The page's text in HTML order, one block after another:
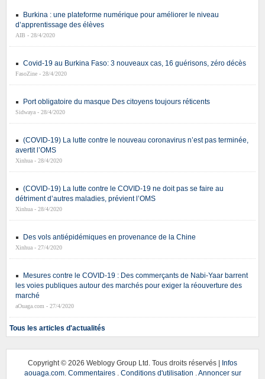
Burkina : une plateforme numérique pour améliorer le niveau
d’apprentissage des élèves
AIB - 28/4/2020
Covid-19 au Burkina Faso: 3 nouveaux cas, 16 guérisons, zéro décès
FasoZine - 28/4/2020
Port obligatoire du masque Des citoyens toujours réticents
Sidwaya - 28/4/2020
(COVID-19) La lutte contre le nouveau coronavirus n’est pas terminée,
avertit l’OMS
Xinhua - 28/4/2020
(COVID-19) La lutte contre le COVID-19 ne doit pas se faire au
détriment d’autres maladies, prévient l’OMS
Xinhua - 28/4/2020
Des vols antiépidémiques en provenance de la Chine
Xinhua - 27/4/2020
Mesures contre le COVID-19 : Des commerçants de Nabi-Yaar barrent
les voies publiques autour des marchés pour exiger la réouverture des
marché
aOuaga.com - 27/4/2020
Tous les articles d'actualités
Copyright © 2026 Weblogy Group Ltd. Tous droits réservés |
Infos
aouaga.com. Commentaires. Conditions d'utilisation .Annoncer sur